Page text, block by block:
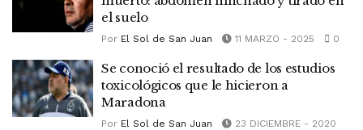
el suelo
Por El Sol de San Juan 11 MARZO - 2025 0
Se conoció el resultado de los estudios
toxicológicos que le hicieron a
Maradona
Por El Sol de San Juan
23 DICIEMBRE - 2020